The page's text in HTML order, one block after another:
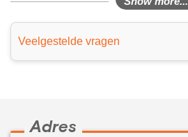
Veelgestelde vragen
Adres